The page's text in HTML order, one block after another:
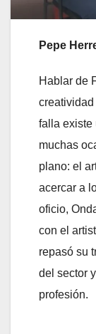
Pepe
Hablar de
creatividad
falla existe
muchas
plano: el
acercar a
oficio,
con el
repasó su
del sector
profesión.